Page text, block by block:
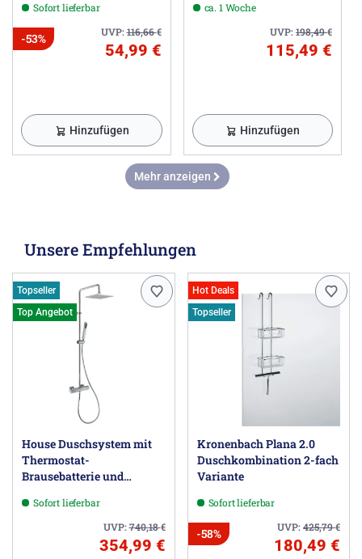
Sofort lieferbar
UVP:116,66€
-53%
54,99 €
Hinzufügen
ca. 1 Woche
UVP:198,49€
115,49 €
Hinzufügen
Mehr anzeigen
Unsere Empfehlungen
Topseller
Top Angebot
House Duschsystem mit
Thermostat-
Brausebatterie und
Sofort lieferbar
UVP:740,18€
354,99 €
Hot Deals
Topseller
Kronenbach Plana 2.0
Duschkombination 2-fach
Variante
Sofort lieferbar
UVP:425,79€
-58%
180,49 €